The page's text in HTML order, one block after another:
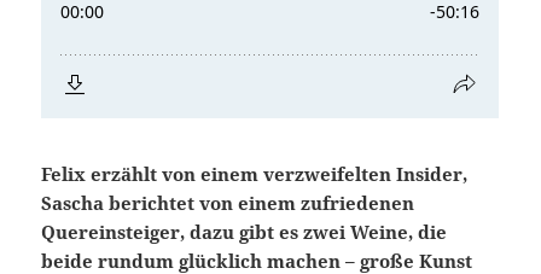
Felix erzählt von einem verzweifelten Insider,
Sascha berichtet von einem zufriedenen
Quereinsteiger, dazu gibt es zwei Weine, die
beide rundum glücklich machen – große Kunst